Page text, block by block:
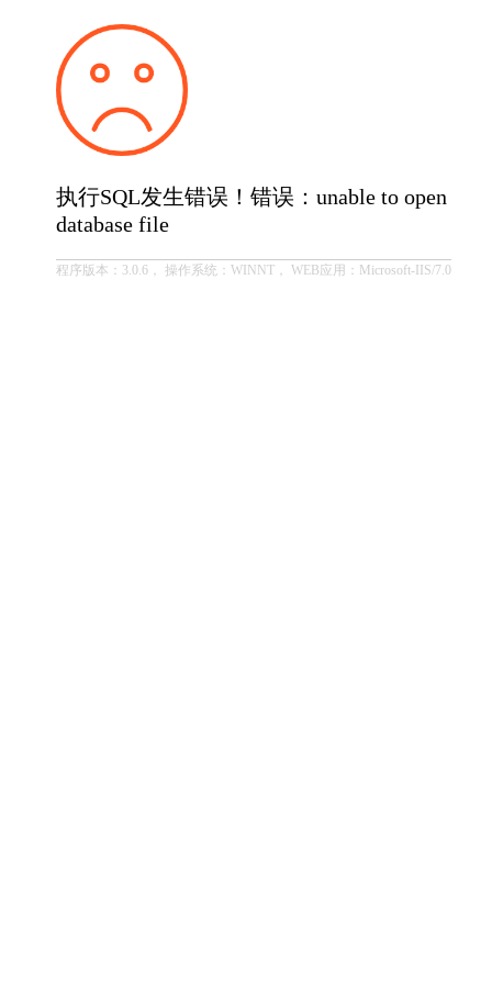
执行SQL发生错误！错误：unable to open
database file
程序版本：3.0.6， 操作系统：WINNT， WEB应用：Microsoft-IIS/7.0